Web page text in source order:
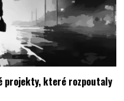
projekty, které rozpoutaly